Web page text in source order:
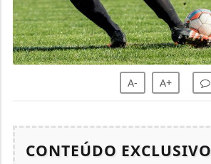
A- A+
CONTEÚDO EXCLUSIVO